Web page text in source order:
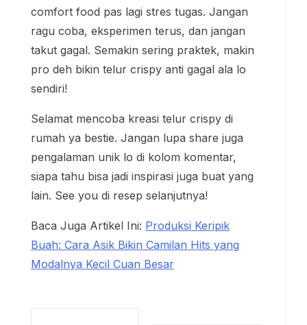
comfort food pas lagi stres tugas. Jangan
ragu coba, eksperimen terus, dan jangan
takut gagal. Semakin sering praktek, makin
pro deh bikin telur crispy anti gagal ala lo
sendiri!
Selamat mencoba kreasi telur crispy di
rumah ya bestie. Jangan lupa share juga
pengalaman unik lo di kolom komentar,
siapa tahu bisa jadi inspirasi juga buat yang
lain. See you di resep selanjutnya!
Baca Juga Artikel Ini: Produksi Keripik
Buah: Cara Asik Bikin Camilan Hits yang
Modalnya Kecil Cuan Besar